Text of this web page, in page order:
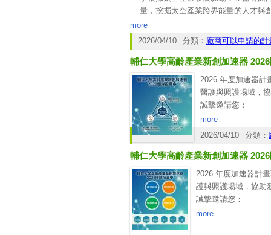
計畫每期執行期限最長為三年，每
請。
此外，本計畫鼓勵聯盟建立自主營運
提供產業服務，敬請有意申請之師長
量，挖掘太空產業跨界能量的人才與
二、競賽主題：「地面設備與服務」
垃圾清除、輻射偵測等多元主題之「
開題則聚焦於產業實際需求，由競賽
團隊基於其月球登陸器可搭載之酬載
四、審查項目：競賽採全英文方式
案口頭報告，另須提供與90秒作品
則維持線上書審，團隊交付精進之
more
2026/04/10
分類： 廠商可以申請的計
輔仁大學高齡產業新創加速器
2026 年度加速器計
醫護與照護場域，
誠摯邀請您：
•推薦合適的新創團
•或轉知有興趣投入
若您對本計畫有任
期待未來有機會再
敬祝
順心平安
聯絡窗口：陳小姐
more
2026/04/10
分類：
輔仁大學高齡產業新創加速器
2026 年度加速器計
護與照護場域，協助
誠摯邀請您：
•推薦合適的新創團
more